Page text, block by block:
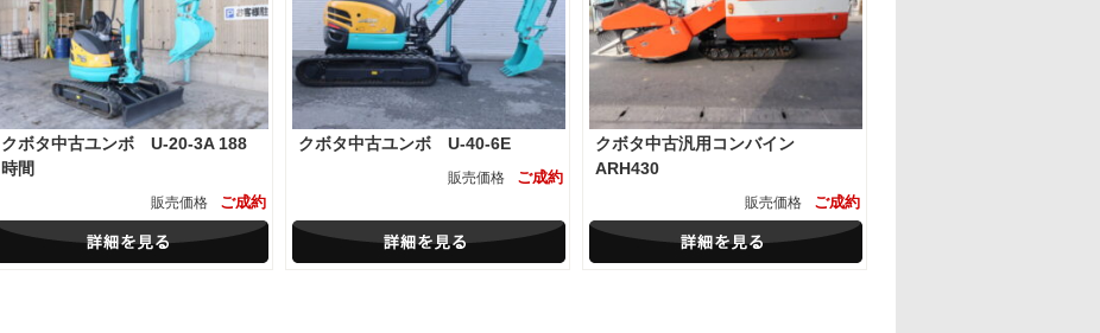
クボタ中古ユンボ U-20-3A 188
時間
販売価格 ご成約
クボタ中古ユンボ U-40-6E
販売価格 ご成約
クボタ中古汎用コンバイン
ARH430
販売価格 ご成約